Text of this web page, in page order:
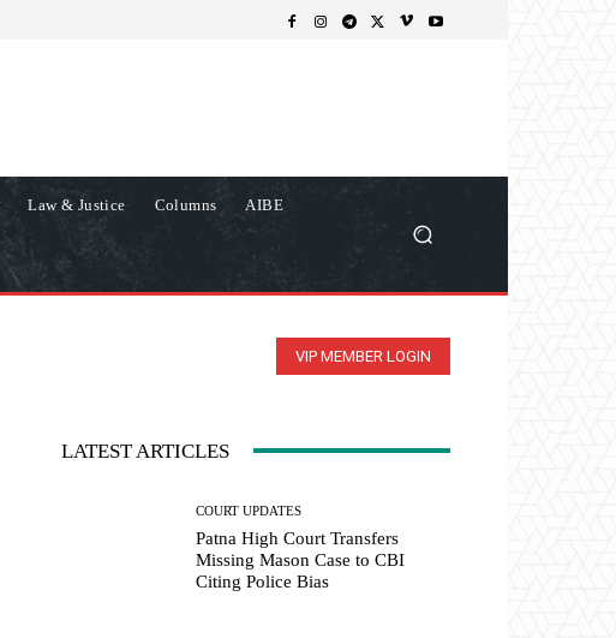
Law & Justice Columns AIBE
VIP MEMBER LOGIN
LATEST ARTICLES
COURT UPDATES
Patna High Court Transfers
Missing Mason Case to CBI
Citing Police Bias